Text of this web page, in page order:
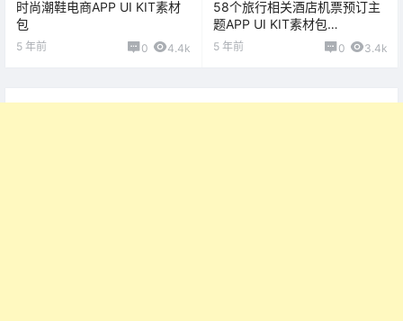
时尚潮鞋电商APP UI KIT素材
包
5 年前 0 4.4k
58个旅行相关酒店机票预订主
题APP UI KIT素材包
（Figma）
5 年前 0 3.4k